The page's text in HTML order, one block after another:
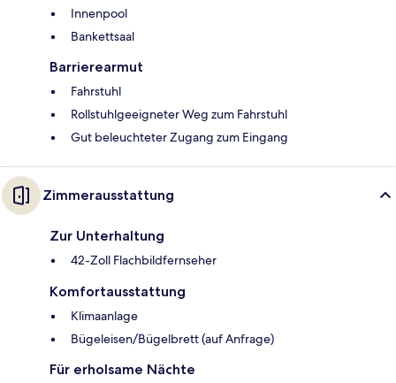
Innenpool
Bankettsaal
Barrierearmut
Fahrstuhl
Rollstuhlgeeigneter Weg zum Fahrstuhl
Gut beleuchteter Zugang zum Eingang
Zimmerausstattung
Zur Unterhaltung
42-Zoll Flachbildfernseher
Komfortausstattung
Klimaanlage
Bügeleisen/Bügelbrett (auf Anfrage)
Für erholsame Nächte